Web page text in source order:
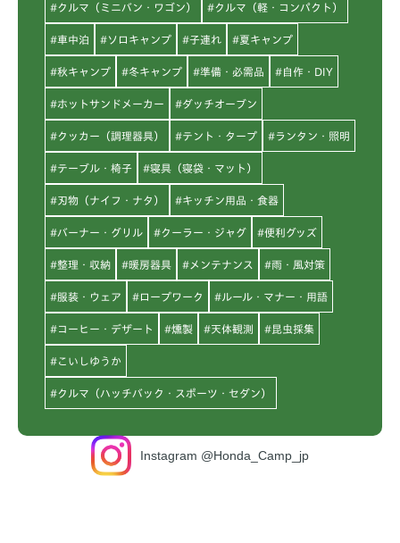
#クルマ（ミニバン・ワゴン） #クルマ（軽・コンパクト）
#車中泊 #ソロキャンプ #子連れ #夏キャンプ
#秋キャンプ #冬キャンプ #準備・必需品 #自作・DIY
#ホットサンドメーカー #ダッチオーブン
#クッカー（調理器具） #テント・タープ #ランタン・照明
#テーブル・椅子 #寝具（寝袋・マット）
#刃物（ナイフ・ナタ） #キッチン用品・食器
#バーナー・グリル #クーラー・ジャグ #便利グッズ
#整理・収納 #暖房器具 #メンテナンス #雨・風対策
#服装・ウェア #ロープワーク #ルール・マナー・用語
#コーヒー・デザート #燻製 #天体観測 #昆虫採集
#こいしゆうか
#クルマ（ハッチバック・スポーツ・セダン）
Instagram @Honda_Camp_jp